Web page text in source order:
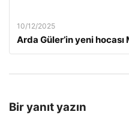
10/12/2025
Arda Güler’in yeni
Bir yanıt yazın